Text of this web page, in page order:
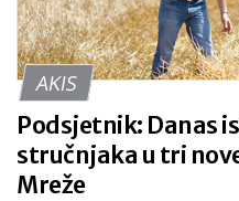
AKIS
Podsjetnik: Danas
stručnjaka u tri
Mreže